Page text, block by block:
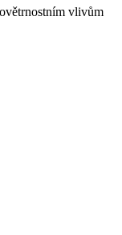
vlivům